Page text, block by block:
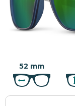
52 mm